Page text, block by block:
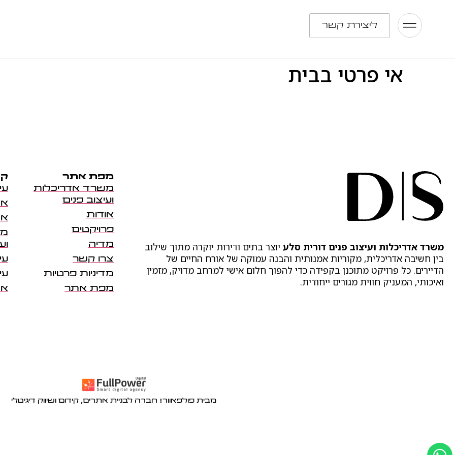
ליצירת קשר
אי פרטי בבית
משרד אדריכלות ועיצוב פנים דורית סלע יוצר בתים ודירות יוקרה מתוך שילוב
בין חשיבה אדריכלית, מקוריות אמנותית והבנה עמוקה של אורח החיים של
הדיירים. כל פרויקט מתוכנן בקפידה כדי להפוך חלום אישי למרחב מדויק, מזמין
ואיכותי, המעניק חווית מגורים ייחודית.
מפת אתר
משרד אדריכלות
ועיצוב פנים
אודות
פרויקטים
מדיה
צרו קשר
מדיניות פרטיות
מפת אתר
מבית פולפאוור! חברה לבניית אתרים, קידום ושיווק דיגיטלי